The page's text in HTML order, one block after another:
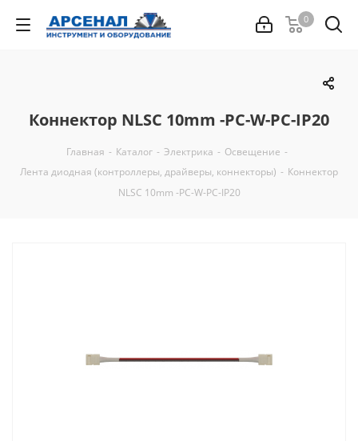
0
Кoннектор NLSC 10mm -PC-W-PC-IP20
Главная - Каталог - Электрика - Освещение -
Лента диодная (контроллеры, драйверы, коннекторы) - Кoннектор
NLSC 10mm -PC-W-PC-IP20